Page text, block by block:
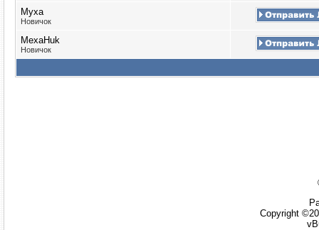
Myxa
Новичок
MexaHuk
Новичок
Copyright